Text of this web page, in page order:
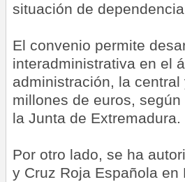
situación de
El convenio permite
interadministrativa en el
administración, la
millones de euros,
la Junta de Extremadura.
Por otro lado, se ha
y Cruz Roja Española